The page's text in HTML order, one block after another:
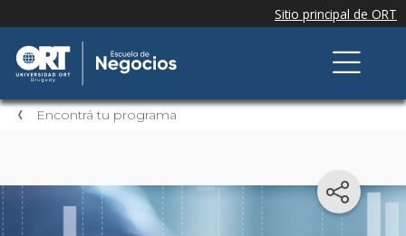
Encontrá tu programa